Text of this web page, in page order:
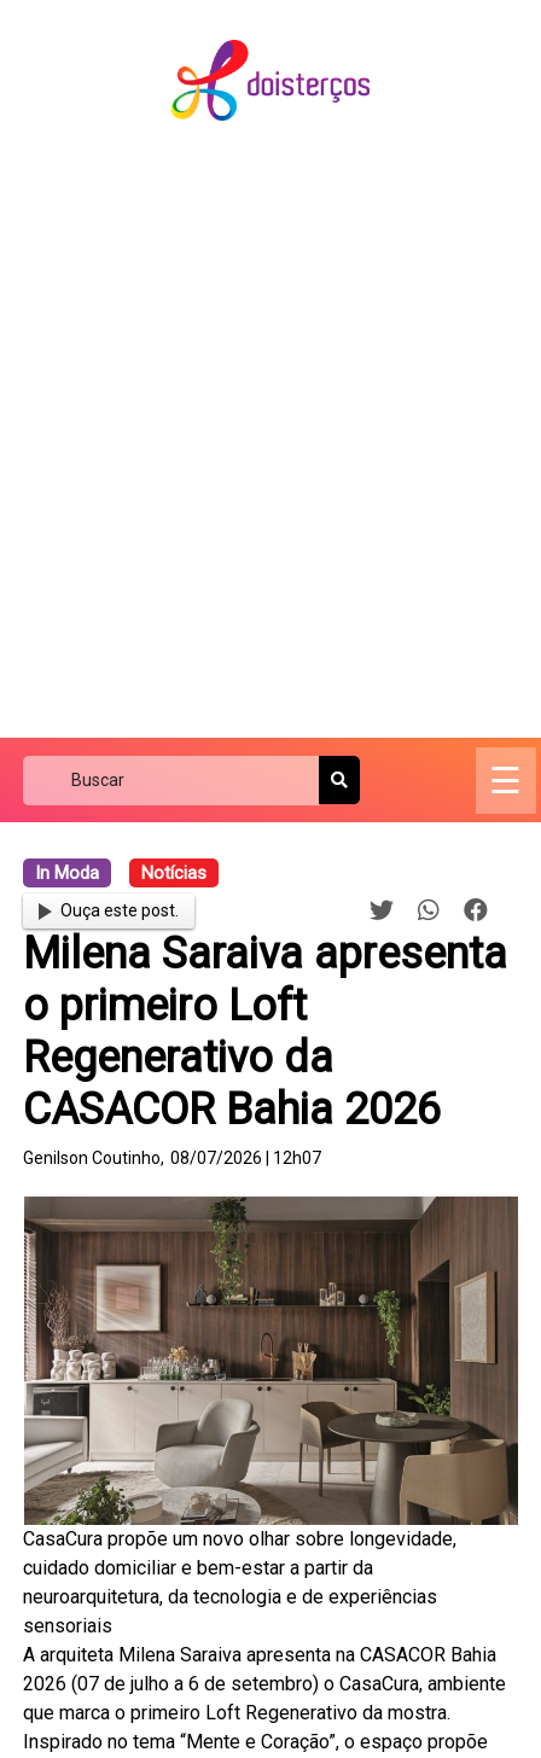
☰
In Moda Notícias
Ouça este post.
Milena Saraiva apresenta
o primeiro Loft
Regenerativo da
CASACOR Bahia 2026
Genilson Coutinho, 08/07/2026 | 12h07
CasaCura propõe um novo olhar sobre longevidade,
cuidado domiciliar e bem-estar a partir da
neuroarquitetura, da tecnologia e de experiências
sensoriais
A arquiteta Milena Saraiva apresenta na CASACOR Bahia
2026 (07 de julho a 6 de setembro) o CasaCura, ambiente
que marca o primeiro Loft Regenerativo da mostra.
Inspirado no tema “Mente e Coração”, o espaço propõe